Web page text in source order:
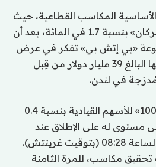
المكاسب القطاعية، حيث
ارتفعت أسهم «أنغلو أميركان» بنسبة 1.7 في المائة، بعد أن
«بي إتش بي» تفكر في عرض
مُحسَّن بعد رفض عرضها البالغ 39 مليار دولار من قِبل
في لندن.
وارتفع مؤشر «فوتسي 100» للأسهم القيادية بنسبة 0.4
مستوى له على الإطلاق عند
8.185.59 نقطة، بحلول الساعة 08:28 (بتوقيت غرينتش).
مكاسب، للمرة الثامنة